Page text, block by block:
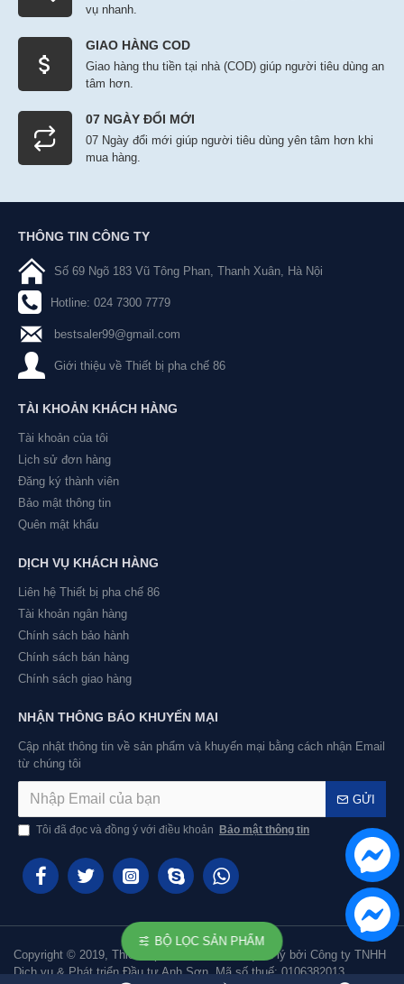
vụ nhanh.
GIAO HÀNG COD
Giao hàng thu tiền tại nhà (COD) giúp người tiêu dùng an
tâm hơn.
07 NGÀY ĐỔI MỚI
07 Ngày đổi mới giúp người tiêu dùng yên tâm hơn khi
mua hàng.
THÔNG TIN CÔNG TY
Số 69 Ngõ 183 Vũ Tông Phan, Thanh Xuân, Hà Nội
Hotline: 024 7300 7779
bestsaler99@gmail.com
Giới thiệu về Thiết bị pha chế 86
TÀI KHOẢN KHÁCH HÀNG
Tài khoản của tôi
Lịch sử đơn hàng
Đăng ký thành viên
Bảo mật thông tin
Quên mật khẩu
DỊCH VỤ KHÁCH HÀNG
Liên hệ Thiết bị pha chế 86
Tài khoản ngân hàng
Chính sách bảo hành
Chính sách bán hàng
Chính sách giao hàng
NHẬN THÔNG BÁO KHUYẾN MẠI
Cập nhật thông tin về sản phẩm và khuyến mại bằng cách nhận Email
từ chúng tôi
GỬI
Tôi đã đọc và đồng ý với điều khoản Bảo mật thông tin
Copyright © 2019, Thiết bị pha chế 86 được quản lý bởi Công ty TNHH
Dịch vụ & Phát triển Đầu tư Anh Sơn, Mã số thuế: 0106382013
BỘ LỌC SẢN PHẨM